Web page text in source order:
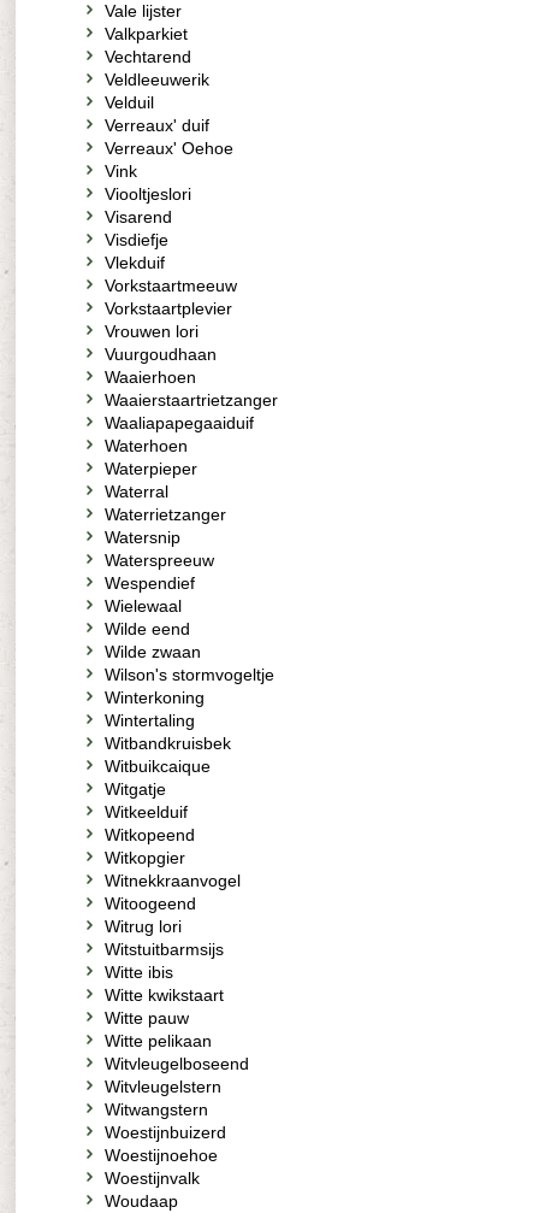
Vale lijster
Valkparkiet
Vechtarend
Veldleeuwerik
Velduil
Verreaux' duif
Verreaux' Oehoe
Vink
Viooltjeslori
Visarend
Visdiefje
Vlekduif
Vorkstaartmeeuw
Vorkstaartplevier
Vrouwen lori
Vuurgoudhaan
Waaierhoen
Waaierstaartrietzanger
Waaliapapegaaiduif
Waterhoen
Waterpieper
Waterral
Waterrietzanger
Watersnip
Waterspreeuw
Wespendief
Wielewaal
Wilde eend
Wilde zwaan
Wilson's stormvogeltje
Winterkoning
Wintertaling
Witbandkruisbek
Witbuikcaique
Witgatje
Witkeelduif
Witkopeend
Witkopgier
Witnekkraanvogel
Witoogeend
Witrug lori
Witstuitbarmsijs
Witte ibis
Witte kwikstaart
Witte pauw
Witte pelikaan
Witvleugelboseend
Witvleugelstern
Witwangstern
Woestijnbuizerd
Woestijnoehoe
Woestijnvalk
Woudaap